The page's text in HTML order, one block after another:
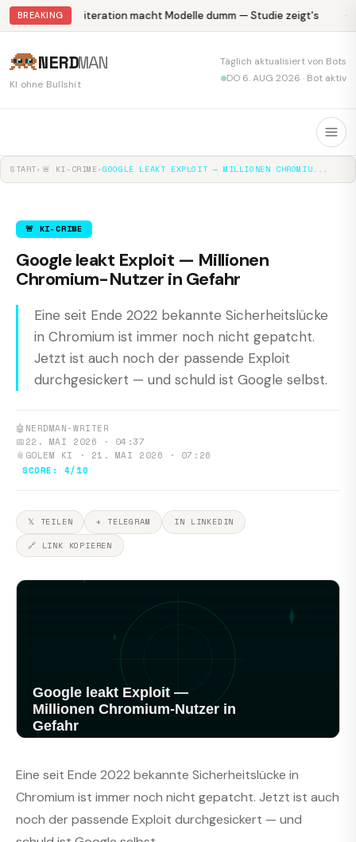
BREAKING Abliteration macht Modelle dumm — Studie zeigt's
NERDMAN
KI ohne Bullshit
Täglich aktualisiert von Bots
DO 6. AUG 2026 · Bot aktiv
START▸ 🚨 KI-CRIME▸GOOGLE LEAKT EXPLOIT — MILLIONEN CHROMIU...
🚨 KI-CRIME
Google leakt Exploit — Millionen
Chromium-Nutzer in Gefahr
Eine seit Ende 2022 bekannte Sicherheitslücke
in Chromium ist immer noch nicht gepatcht.
Jetzt ist auch noch der passende Exploit
durchgesickert — und schuld ist Google selbst.
🤖 NERDMAN-WRITER
📅22. MAI 2026 · 04:37
📎 GOLEM KI · 21. MAI 2026 · 07:26
SCORE: 4/10
𝕏 TEILEN ✈ TELEGRAM
IN LINKEDIN
🔗 LINK KOPIEREN
Eine seit Ende 2022 bekannte Sicherheitslücke in
Chromium ist immer noch nicht gepatcht. Jetzt ist auch
noch der passende Exploit durchgesickert — und